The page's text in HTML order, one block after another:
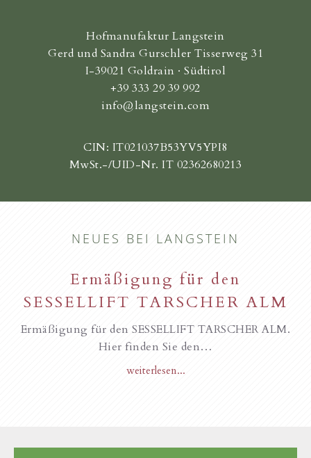
Hofmanufaktur Langstein
Gerd und Sandra Gurschler Tisserweg 31
I-39021 Goldrain · Südtirol
+39 333 29 39 992
info@langstein.com
CIN: IT021037B53YV5YPI8
MwSt.-/UID-Nr. IT 02362680213
NEUES BEI LANGSTEIN
Ermäßigung für den
SESSELLIFT TARSCHER ALM
Ermäßigung für den SESSELLIFT TARSCHER ALM.
Hier finden Sie den…
weiterlesen...